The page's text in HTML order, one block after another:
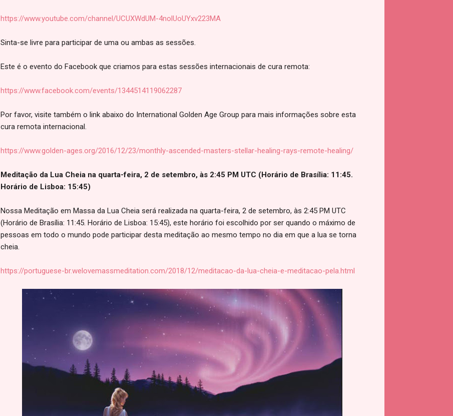
https://www.youtube.com/channel/UCUXWdUM-4nolUoUYxv223MA
Sinta-se livre para participar de uma ou ambas as sessões.
Este é o evento do Facebook que criamos para estas sessões internacionais de cura remota:
https://www.facebook.com/events/1344514119062287
Por favor, visite também o link abaixo do International Golden Age Group para mais informações sobre esta
cura remota internacional.
https://www.golden-ages.org/2016/12/23/monthly-ascended-masters-stellar-healing-rays-remote-healing/
Meditação da Lua Cheia na quarta-feira, 2 de setembro, às 2:45 PM UTC (Horário de Brasília: 11:45.
Horário de Lisboa: 15:45)
Nossa Meditação em Massa da Lua Cheia será realizada na quarta-feira, 2 de setembro, às 2:45 PM UTC
(Horário de Brasília: 11:45. Horário de Lisboa: 15:45), este horário foi escolhido por ser quando o máximo de
pessoas em todo o mundo pode participar desta meditação ao mesmo tempo no dia em que a lua se torna
cheia.
https://portuguese-br.welovemassmeditation.com/2018/12/meditacao-da-lua-cheia-e-meditacao-pela.html